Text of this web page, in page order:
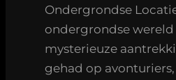
Ondergrondse
ondergrondse
mysterieuze
gehad op avonturiers,